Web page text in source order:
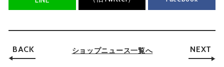
BACK ショップニュース一覧へ NEXT